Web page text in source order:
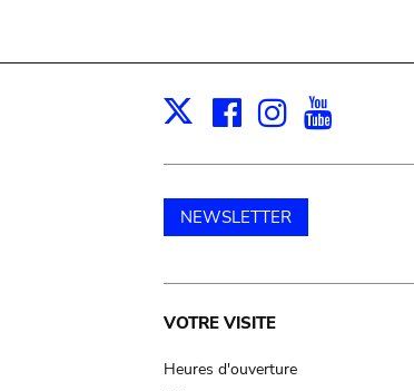
X Facebook
NEWSLETTER
Main
navigation
VOTRE VISITE
Heures d'ouverture